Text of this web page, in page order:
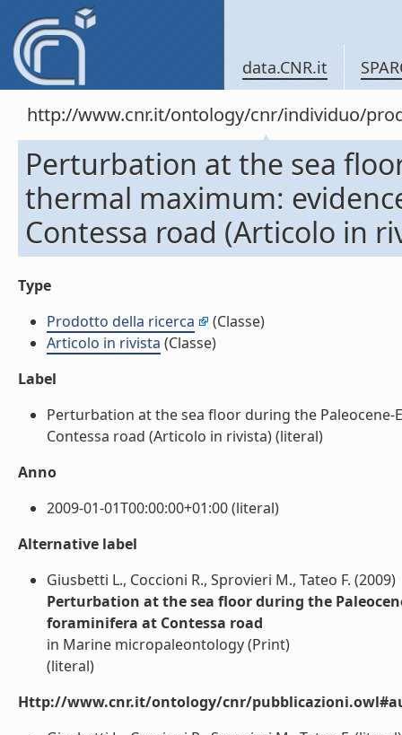
data.CNR.it
http://www.cnr.it/ontology/cnr/individuo/
Perturbation at the sea
thermal maximum:
Contessa road (Articolo in
Type
Prodotto della ricerca
(Classe)
Articolo in rivista (Classe)
Label
Perturbation at the sea floor during the
Contessa road (Articolo in rivista) (literal)
Anno
2009-01-01T00:00:00+01:00 (literal)
Alternative label
Giusbetti L., Coccioni R., Sprovieri M., Tateo F. (2009)
Perturbation at the sea floor during the
foraminifera at Contessa road
in Marine micropaleontology (Print)
(literal)
Http://www.cnr.it/ontology/cnr/